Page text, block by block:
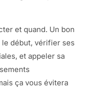
et quand. Un bon
début, vérifier ses
et appeler sa
ça vous évitera